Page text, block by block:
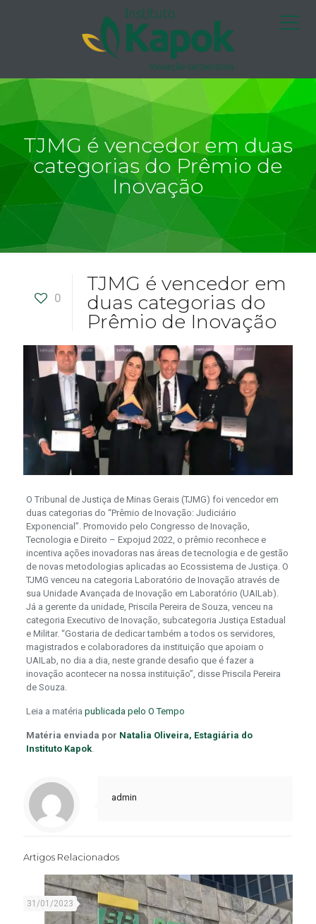
TJMG é vencedor em duas
categorias do Prêmio de
Inovação
0
TJMG é vencedor em
duas categorias do
Prêmio de Inovação
O Tribunal de Justiça de Minas Gerais (TJMG) foi vencedor em
duas categorias do “Prêmio de Inovação: Judiciário
Exponencial”. Promovido pelo Congresso de Inovação,
Tecnologia e Direito – Expojud 2022, o prêmio reconhece e
incentiva ações inovadoras nas áreas de tecnologia e de gestão
de novas metodologias aplicadas ao Ecossistema de Justiça. O
TJMG venceu na categoria Laboratório de Inovação através de
sua Unidade Avançada de Inovação em Laboratório (UAILab).
Já a gerente da unidade, Priscila Pereira de Souza, venceu na
categoria Executivo de Inovação, subcategoria Justiça Estadual
e Militar. “Gostaria de dedicar também a todos os servidores,
magistrados e colaboradores da instituição que apoiam o
UAILab, no dia a dia, neste grande desafio que é fazer a
inovação acontecer na nossa instituição”, disse Priscila Pereira
de Souza.
Leia a matéria publicada pelo O Tempo
Matéria enviada por Natalia Oliveira, Estagiária do
Instituto Kapok.
admin
Artigos Relacionados
31/01/2023